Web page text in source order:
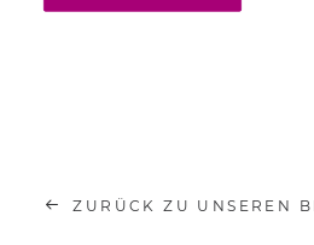
ZURÜCK ZU UNSEREN